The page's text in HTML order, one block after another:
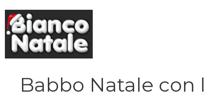
contenuto
Babbo Natale con